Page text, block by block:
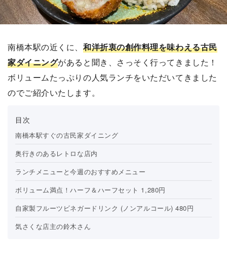
南橋本駅の近くに、 和洋折衷の創作料理を味わえる古民
家ダイニングがあると聞き、さっそく行ってきました！
ボリュームたっぷりの人気ランチをいただいてきました
のでご紹介いたします。
南橋本駅すぐの古民家ダイニング
奥行きのあるレトロな店内
ランチメニューと今週のおすすめメニュー
ボリューム満点！ハーフ＆ハーフセット 1,280円
自家製フルーツビネガードリンク (ノンアルコール) 480円
気さくな店主の鈴木さん